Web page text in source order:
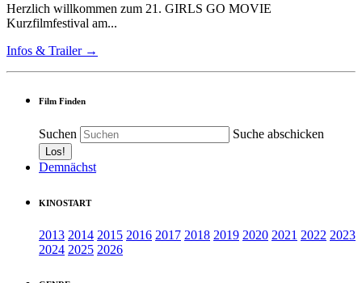
Herzlich willkommen zum 21. GIRLS GO MOVIE
Kurzfilmfestival am...
Infos & Trailer →
Film Finden
Suchen Suche abschicken
Demnächst
KINOSTART
2013 2014 2015 2016 2017 2018 2019 2020 2021 2022 2023
2024 2025 2026